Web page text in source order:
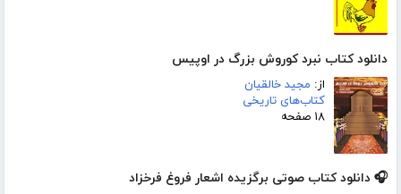
دانلود کتاب نبرد کوروش بزرگ در اوپیس
از: مجید خالقیان
کتاب‌های تاریخی
۱۸ صفحه
🎧 دانلود کتاب صوتی برگزیده اشعار فروغ فرخزاد